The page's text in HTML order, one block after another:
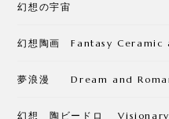
幻想の宇宙
幻想陶画 Fantasy Ceramic
夢浪漫 Dream and
幻想 陶ビードロ